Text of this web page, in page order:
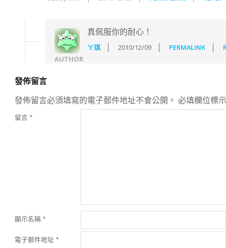
AUTHOR
真佩服你的耐心！
ㄚ琪 2010/12/09 PERMALINK
發佈留言
發佈留言必須填寫的電子郵件地址不會公開。 必填欄位標
留言 *
顯示名稱 *
電子郵件地址 *